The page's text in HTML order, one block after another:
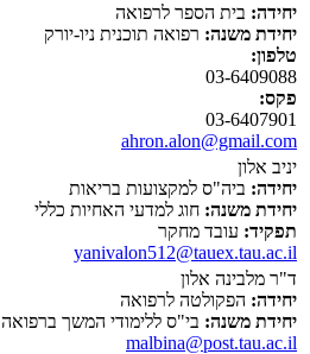
יחידה: בית הספר לרפואה
יחידת משנה: רפואה תוכנית ניו-יורק
טלפון:
03-6409088
פקס:
03-6407901
ahron.alon@gmail.com
יניב אלון
יחידה: ביה"ס למקצועות בריאות
יחידת משנה: חוג למדעי האחיות כללי
תפקיד: עובד מחקר
yanivalon512@tauex.tau.ac.il
ד"ר מלבינה אלון
יחידה: הפקולטה לרפואה
יחידת משנה: בי"ס ללימודי המשך ברפואה
malbina@post.tau.ac.il